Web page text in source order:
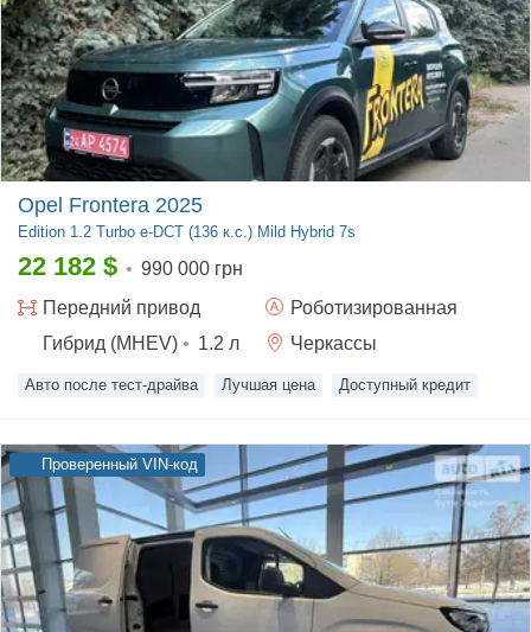
Opel Frontera 2025
Edition 1.2 Turbo e-DCT (136 к.с.) Mild Hybrid 7s
22 182 $ • 990 000 грн
Передний привод
Роботизированная
Гибрид (MHEV) • 1.2 л Черкассы
Авто после тест-драйва Лучшая цена Доступный кредит
Проверенный VIN-код